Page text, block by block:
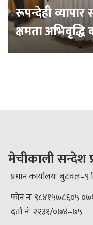
रूपन्देही
क्षमता अभिवृद्धि
मेचीकाली सन्देश
प्रधान कार्यालयः
फोन नंः ९८४१५७८६०५
दर्ता नंः २२३१/०७४–७५